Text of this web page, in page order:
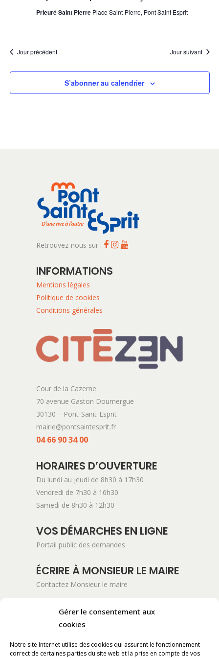
Gérer le consentement aux
cookies
Notre site Internet utilise des cookies qui assurent le fonctionnement
correct de certaines parties du site web et la prise en compte de vos
Prieuré Saint Pierre Place Saint-Pierre, Pont Saint Esprit
Jour précédent Jour suivant
S’abonner au calendrier
Retrouvez-nous sur :
INFORMATIONS
Mentions légales
Politique de cookies
Conditions générales
Cour de la Cazerne
70 avenue Gaston Doumergue
30130 – Pont-Saint-Esprit
mairie@pontsaintesprit.fr
04 66 90 34 00
HORAIRES D’OUVERTURE
Du lundi au jeudi de 8h30 à 17h30
Vendredi de 7h30 à 16h30
Samedi de 8h30 à 12h30
VOS DÉMARCHES EN LIGNE
Portail public des demandes
ÉCRIRE À MONSIEUR LE MAIRE
Contactez Monsieur le maire
ADRESSE POSTALE
Mairie de Pont-Saint-Esprit
BP 11061